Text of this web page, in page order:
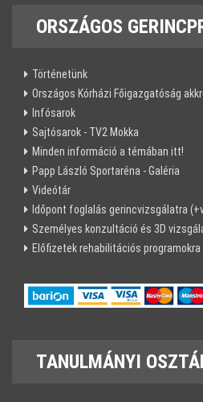
ORSZÁGOS
Történetünk
Országos Kórházi Főigazgatóság
Infósarok
Sajtósarok - TV2 Mokka
Minden információ a témában itt!
Papp László Sportaréna - Galéria
Videótár
Időpont foglalás gerincvizsgálatra
Személyes konzultáció és 3D
Előfizetek rehabilitációs programokra
TANULMÁNYI